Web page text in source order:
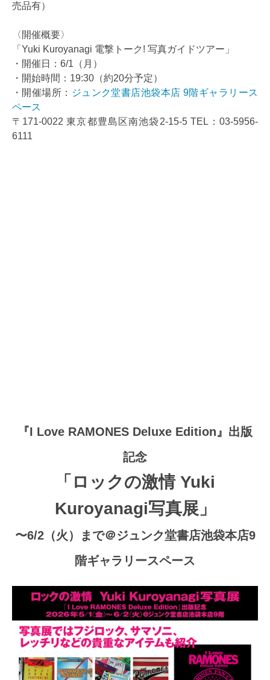
売品有）
〈開催概要〉
「Yuki Kuroyanagi 電撃トーク! 写真ガイドツアー」
・開催日：6/1（月）
・開始時間：19:30（約20分予定）
・開催場所： ジュンク堂書店池袋本店 9階ギャラリース
ペース
〒171-0022 東京都豊島区南池袋2-15-5 TEL：03-5956-
6111
『I Love RAMONES Deluxe Edition』出版
記念
「ロックの激情 Yuki
Kuroyanagi写真展」
〜6/2（火）まで＠ジュンク堂書店池袋本店9
階ギャラリースペース